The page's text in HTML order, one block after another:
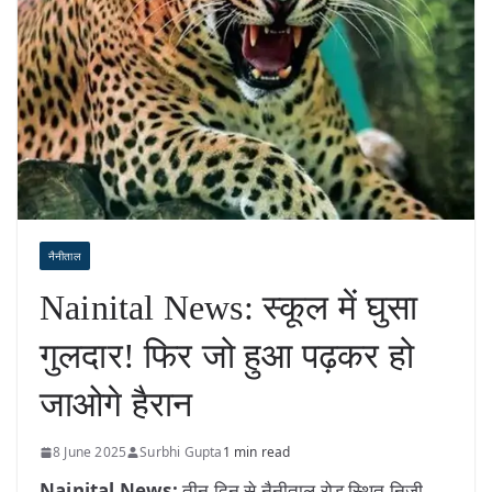
नैनीताल
Nainital News: स्कूल में घुसा
गुलदार! फिर जो हुआ पढ़कर हो
जाओगे हैरान
8 June 2025 Surbhi Gupta1 min read